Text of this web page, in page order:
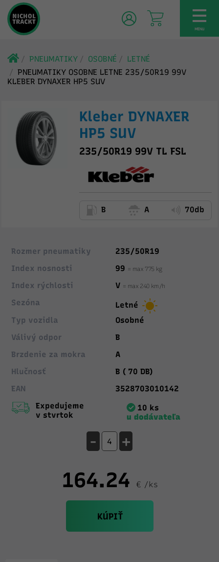
MENU
PNEUMATIKY OSOBNÉ
LETNÉ
PNEUMATIKY OSOBNE LETNE 235/50R19 99V
KLEBER DYNAXER HP5 SUV
Kleber DYNAXER
HP5 SUV
235/50R19 99V TL FSL
B A 70db
Rozmer pneumatiky
235/50R19
Index nosnosti
99 = max 775 kg
Index rýchlosti V = max 240 km/h
Sezóna
Letné
Typ vozidla
Osobné
Válivý odpor
B
Brzdenie za mokra
A
Hlučnosť
B ( 70 DB)
EAN
3528703010142
Expedujeme
v stvrtok
10 ks
u dodávateľa
- +
164.24 € /ks
KÚPIŤ